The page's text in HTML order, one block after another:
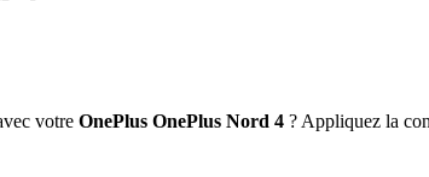
votre OnePlus OnePlus Nord 4 ? Appliquez la